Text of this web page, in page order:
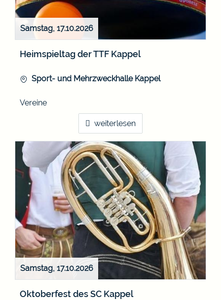
Samstag, 17.10.2026
Heimspieltag der TTF Kappel
Sport- und Mehrzweckhalle Kappel
Vereine
weiterlesen
Samstag, 17.10.2026
Oktoberfest des SC Kappel